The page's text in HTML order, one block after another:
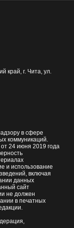
край, г. Чита ул.
в сфере
коммуникаций.
24 июня 2019 года
и использование
включая
данных
сайт
не должен
в печатных